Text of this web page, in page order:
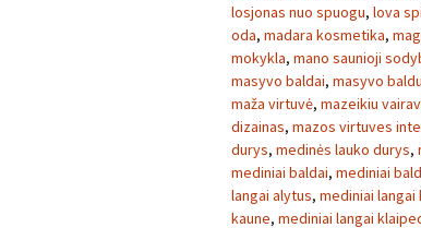
losjonas nuo spuogu, lova
oda, madara kosmetika,
mokykla, mano saunioji
masyvo baldai, masyvo
maža virtuvė, mazeikiu
dizainas, mazos virtuves
durys, medinės lauko durys,
mediniai baldai, mediniai
langai alytus, mediniai langai
kaune, mediniai langai